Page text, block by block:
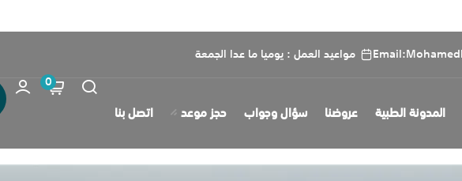
مواعيد العمل : يوميا ما عدا الجمعة
المدونة الطبية عروضنا سؤال وجواب حجز موعد اتصل بنا
0